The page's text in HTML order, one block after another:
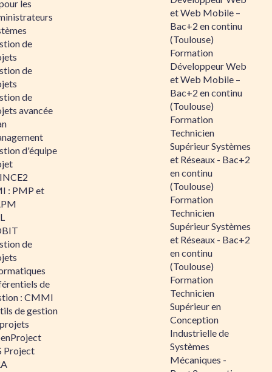
les
de
de
de
avancée
d'équipe
: PMP et
de
de
: CMMI
de gestion
Project
et Web Mobile –
Bac+2 en continu
(Toulouse)
Formation
Développeur Web
et Web Mobile –
Bac+2 en continu
(Toulouse)
Formation
Technicien
Supérieur Systèmes
et Réseaux - Bac+2
en continu
(Toulouse)
Formation
Technicien
Supérieur Systèmes
et Réseaux - Bac+2
en continu
(Toulouse)
Formation
Technicien
Supérieur en
Conception
Industrielle de
Systèmes
Mécaniques -